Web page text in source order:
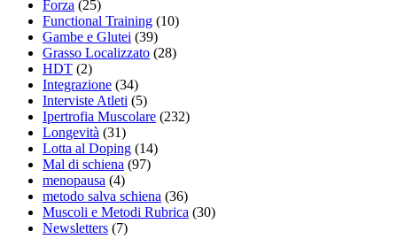
Forza (25)
Functional Training (10)
Gambe e Glutei (39)
Grasso Localizzato (28)
HDT (2)
Integrazione (34)
Interviste Atleti (5)
Ipertrofia Muscolare (232)
Longevità (31)
Lotta al Doping (14)
Mal di schiena (97)
menopausa (4)
metodo salva schiena (36)
Muscoli e Metodi Rubrica (30)
Newsletters (7)